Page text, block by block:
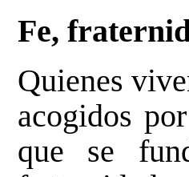
Fe,
Quienes
acogidos
que se